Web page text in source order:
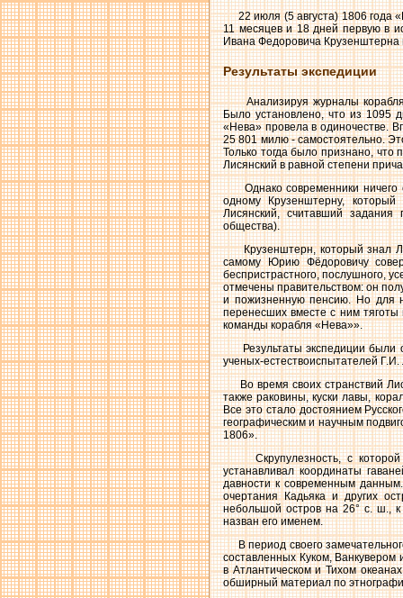
22 июля (5 августа) 1806 года
11 месяцев и 18 дней первую в
Ивана Федоровича Крузенштерна
Результаты экспедиции
Анализируя журналы корабля
Было установлено, что из 1095
«Нева» провела в одиночестве.
25 801 милю - самостоятельно.
Только тогда было признано,
Лисянский в равной степени
Однако современники ничего об
одному Крузенштерну,
Лисянский, считавший
общества).
Крузенштерн, который знал
самому Юрию Фёдоровичу
беспристрастного, послушного,
отмечены правительством: он
и пожизненную пенсию. Но для
перенесших вместе с ним
команды корабля «Нева»».
Результаты экспедиции были
ученых-естествоиспытателей
Во время своих странствий
также раковины, куски лавы,
Все это стало достоянием
географическим и научным
1806».
Скрупулезность, с которой
устанавливал координаты
давности к современным
очертания Кадьяка и других
небольшой остров на 26° с. ш.,
назван его именем.
В период своего
составленных Куком,
в Атлантическом и Тихом
обширный материал по